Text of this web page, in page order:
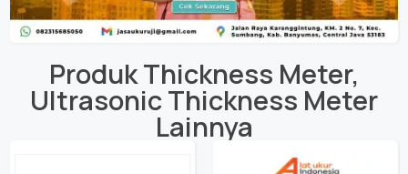
ProdukThickness Meter,
Ultrasonic Thickness Meter
Lainnya